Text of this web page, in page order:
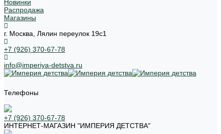
Новинки
Распродажа
Магазины
г. Москва, Лялин переулок 19с1
+7 (926) 370-67-78
info@imperiya-detstva.ru
Телефоны
+7 (926) 370-67-78
ИНТЕРНЕТ-МАГАЗИН "ИМПЕРИЯ ДЕТСТВА"